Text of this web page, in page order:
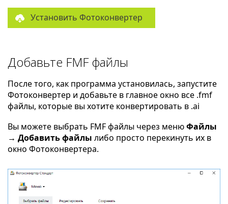
Установить Фотоконвертер
Добавьте FMF файлы
После того, как программа установилась, запустите
Фотоконвертер и добавьте в главное окно все .fmf
файлы, которые вы хотите конвертировать в .ai
Вы можете выбрать FMF файлы через менюФайлы
→ Добавить файлы либо просто перекинуть их в
окно Фотоконвертера.